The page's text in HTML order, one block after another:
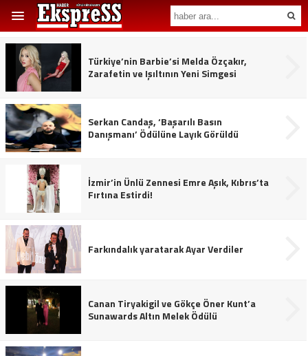
Türkiye’nin Barbie’si Melda Özçakır,
Zarafetin ve Işıltının Yeni Simgesi
Serkan Candaş, ‘Başarılı Basın
Danışmanı’ Ödülüne Layık Görüldü
İzmir’in Ünlü Zennesi Emre Aşık, Kıbrıs’ta
Fırtına Estirdi!
Farkındalık yaratarak Ayar Verdiler
Canan Tiryakigil ve Gökçe Öner Kunt’a
Sunawards Altın Melek Ödülü